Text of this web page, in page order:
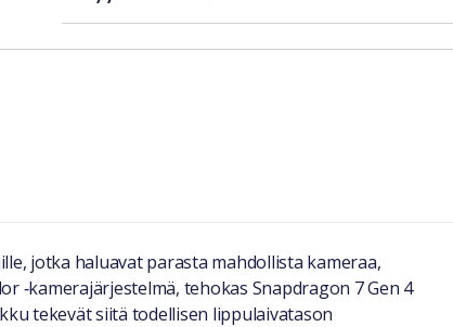
jotka haluavat parasta mahdollista kameraa,
‑kamerajärjestelmä, tehokas Snapdragon 7 Gen 4
tekevät siitä todellisen lippulaivatason